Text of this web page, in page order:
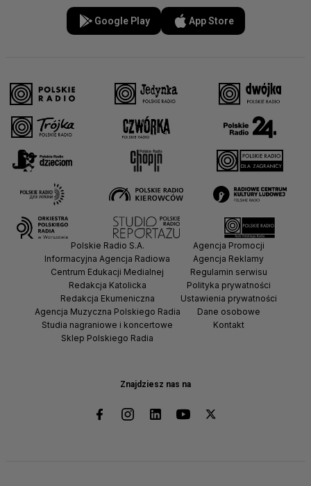
Google Play App Store
Znajdziesz nas na
Polskie Radio S.A.
Informacyjna Agencja Radiowa
Centrum Edukacji Medialnej
Redakcja Katolicka
Redakcja Ekumeniczna
Agencja Muzyczna Polskiego Radia
Studia nagraniowe i koncertowe
Sklep Polskiego Radia
Agencja Promocji
Agencja Reklamy
Regulamin serwisu
Polityka prywatności
Ustawienia prywatności
Dane osobowe
Kontakt